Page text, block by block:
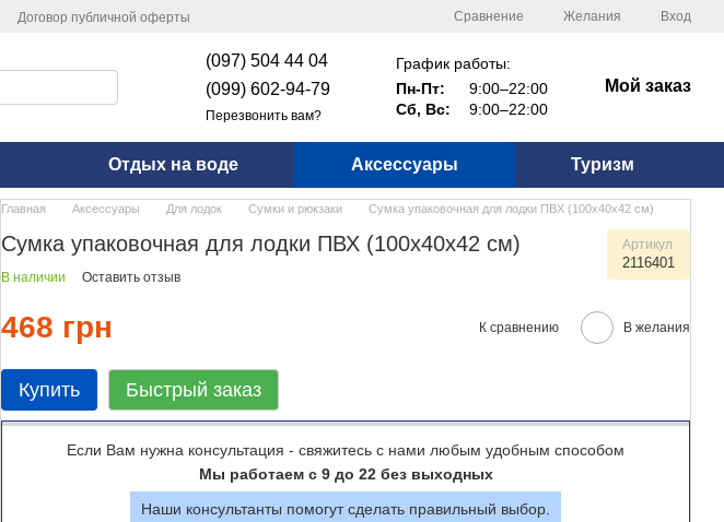
Договор публичной оферты
Сравнение Желания Вход
(097) 504 44 04
(099) 602-94-79
Перезвонить вам?
График работы:
Пн-Пт:
9:00–22:00
Сб, Вс:
9:00–22:00
Мой заказ
Отдых на воде Аксессуары Туризм
Главная Аксессуары Для лодок Сумки и рюкзаки Сумка упаковочная для лодки ПВХ (100х40х42 см)
Сумка упаковочная для лодки ПВХ (100х40х42 см) Артикул
2116401
В наличии Оставить отзыв
468 грн К сравнению В желания
Купить Быстрый заказ
Если Вам нужна консультация - свяжитесь с нами любым удобным способом
Мы работаем с 9 до 22 без выходных
Наши консультанты помогут сделать правильный выбор.